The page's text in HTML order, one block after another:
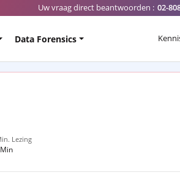
Uw vraag direct beantwoorden : 02-
Data Forensics
Lezing
Min